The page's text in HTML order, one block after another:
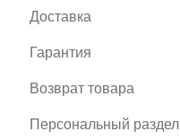
Доставка
Гарантия
Возврат товара
Персональный раздел